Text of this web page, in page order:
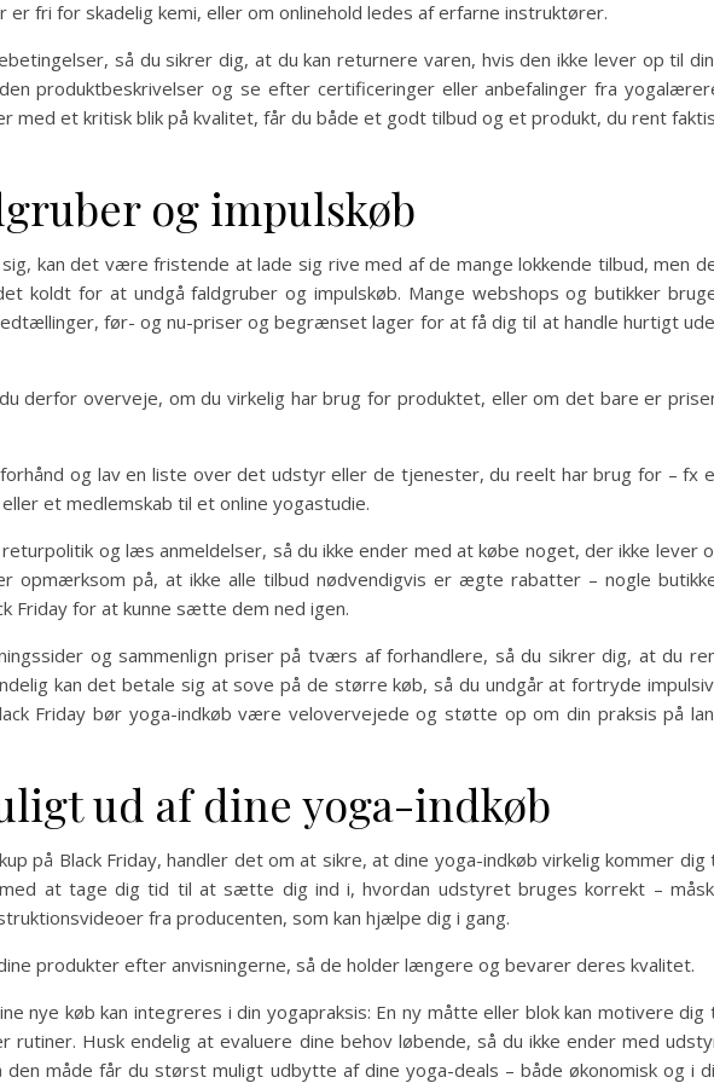
er fri for skadelig kemi, eller om onlinehold ledes af erfarne instruktører.
så du sikrer dig, at du kan returnere varen, hvis den ikke lever op til
produktbeskrivelser og se efter certificeringer eller anbefalinger fra
med et kritisk blik på kvalitet, får du både et godt tilbud og et produkt, du rent
og impulskøb
kan det være fristende at lade sig rive med af de mange lokkende tilbud, men
koldt for at undgå faldgruber og impulskøb. Mange webshops og butikker
før- og nu-priser og begrænset lager for at få dig til at handle hurtigt
du derfor overveje, om du virkelig har brug for produktet, eller om det bare er
og lav en liste over det udstyr eller de tjenester, du reelt har brug for – fx
et medlemskab til et online yogastudie.
og læs anmeldelser, så du ikke ender med at købe noget, der ikke lever
opmærksom på, at ikke alle tilbud nødvendigvis er ægte rabatter – nogle
Friday for at kunne sætte dem ned igen.
og sammenlign priser på tværs af forhandlere, så du sikrer dig, at du
kan det betale sig at sove på de større køb, så du undgår at fortryde
Friday bør yoga-indkøb være velovervejede og støtte op om din praksis på
ud af dine yoga-indkøb
på Black Friday, handler det om at sikre, at dine yoga-indkøb virkelig kommer dig
at tage dig tid til at sætte dig ind i, hvordan udstyret bruges korrekt –
fra producenten, som kan hjælpe dig i gang.
produkter efter anvisningerne, så de holder længere og bevarer deres kvalitet.
nye køb kan integreres i din yogapraksis: En ny måtte eller blok kan motivere dig
rutiner. Husk endelig at evaluere dine behov løbende, så du ikke ender med
måde får du størst muligt udbytte af dine yoga-deals – både økonomisk og i